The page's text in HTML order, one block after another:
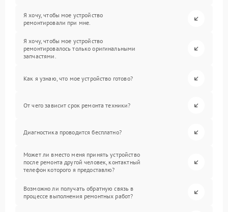
Я хочу, чтобы мое устройство
ремонтировали при мне.
Я хочу, чтобы мое устройство
ремонтировалось только оригинальными
запчастями.
Как я узнаю, что мое устройство готово?
От чего зависит срок ремонта техники?
Диагностика проводится бесплатно?
Может ли вместо меня принять устройство
после ремонта другой человек, контактный
телефон которого я предоставлю?
Возможно ли получать обратную связь в
процессе выполнения ремонтных работ?